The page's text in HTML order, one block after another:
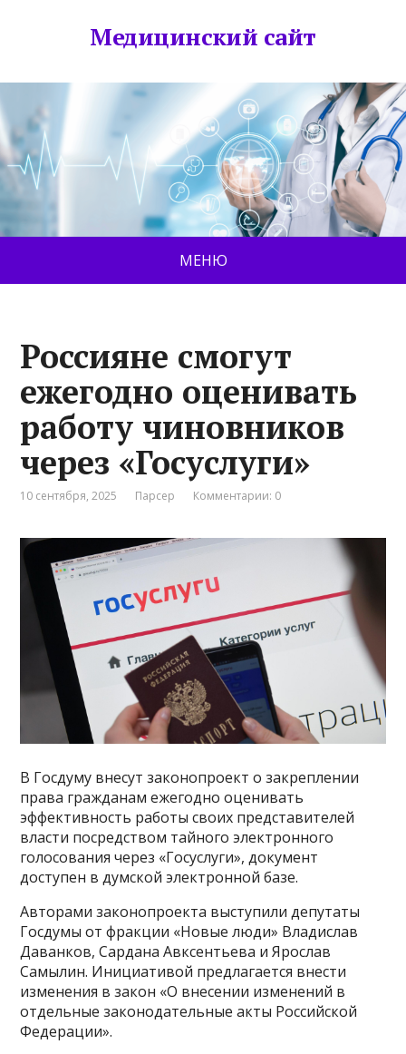
Медицинский сайт
МЕНЮ
Россияне смогут
ежегодно оценивать
работу чиновников
через «Госуслуги»
10 сентября, 2025 Парсер Комментарии: 0
В Госдуму внесут законопроект о закреплении
права гражданам ежегодно оценивать
эффективность работы своих представителей
власти посредством тайного электронного
голосования через «Госуслуги», документ
доступен в думской электронной базе.
Авторами законопроекта выступили депутаты
Госдумы от фракции «Новые люди» Владислав
Даванков, Сардана Авксентьева и Ярослав
Самылин. Инициативой предлагается внести
изменения в закон «О внесении изменений в
отдельные законодательные акты Российской
Федерации».